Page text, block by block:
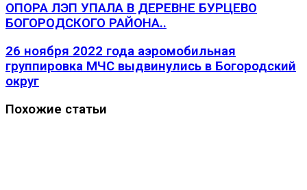
ОПОРА ЛЭП УПАЛА В ДЕРЕВНЕ БУРЦЕВО
БОГОРОДСКОГО РАЙОНА..
26 ноября 2022 года аэромобильная
группировка МЧС выдвинулись в Богородский
округ
Похожие статьи